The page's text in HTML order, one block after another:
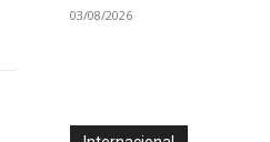
03/08/2026